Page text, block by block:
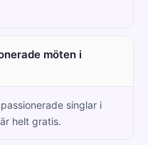
möten i
singlar i
helt gratis.